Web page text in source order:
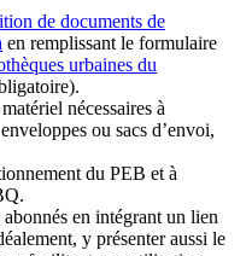
de documents de
en remplissant le formulaire
urbaines du
nécessaires à
ou sacs d’envoi,
du PEB et à
en intégrant un lien
y présenter aussi le